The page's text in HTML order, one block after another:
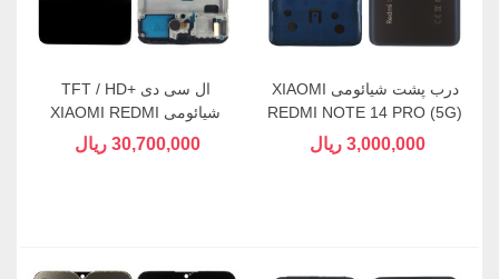
درب پشت شیائومی XIAOMI
REDMI NOTE 14 PRO (5G)
3,000,000 ریال
ال سی دی +TFT / HD
شیائومی XIAOMI REDMI
NOTE 14 (4G)
30,700,000 ریال